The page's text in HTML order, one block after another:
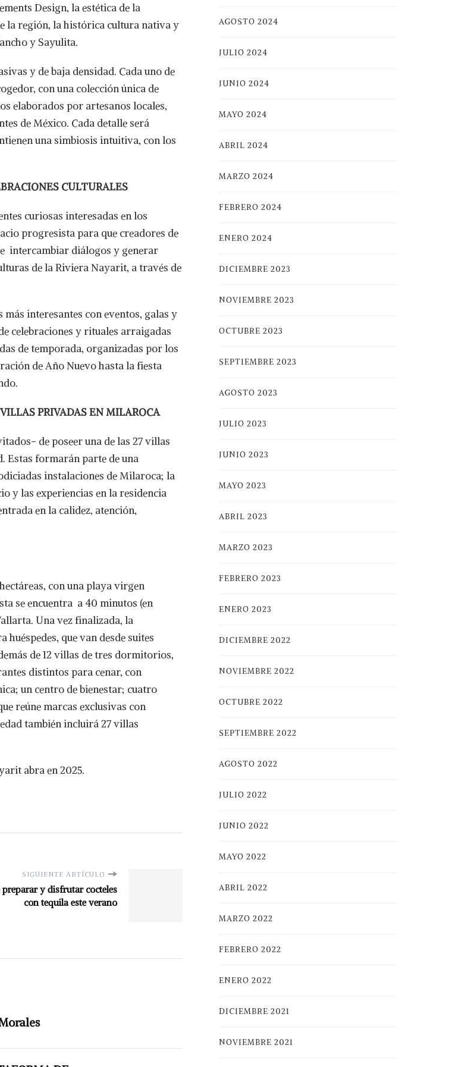
Design, la estética de la
la región, la histórica cultura nativa y
y Sayulita.
y de baja densidad. Cada uno de
con una colección única de
elaborados por artesanos locales,
de México. Cada detalle será
una simbiosis intuitiva, con los
CULTURALES
curiosas interesadas en los
progresista para que creadores de
intercambiar diálogos y generar
de la Riviera Nayarit, a través de
interesantes con eventos, galas y
celebraciones y rituales arraigadas
de temporada, organizadas por los
de Año Nuevo hasta la fiesta
PRIVADAS EN MILAROCA
de poseer una de las 27 villas
Estas formarán parte de una
instalaciones de Milaroca; la
y las experiencias en la residencia
en la calidez, atención,
con una playa virgen
se encuentra a 40 minutos (en
Una vez finalizada, la
que van desde suites
de 12 villas de tres dormitorios,
distintos para cenar, con
un centro de bienestar; cuatro
reúne marcas exclusivas con
también incluirá 27 villas
abra en 2025.
SIGUIENTE ARTÍCULO
preparar y disfrutar cocteles
con tequila este verano
AGOSTO 2024
JULIO 2024
JUNIO 2024
MAYO 2024
ABRIL 2024
MARZO 2024
FEBRERO 2024
ENERO 2024
DICIEMBRE 2023
NOVIEMBRE 2023
OCTUBRE 2023
SEPTIEMBRE 2023
AGOSTO 2023
JULIO 2023
JUNIO 2023
MAYO 2023
ABRIL 2023
MARZO 2023
FEBRERO 2023
ENERO 2023
DICIEMBRE 2022
NOVIEMBRE 2022
OCTUBRE 2022
SEPTIEMBRE 2022
AGOSTO 2022
JULIO 2022
JUNIO 2022
MAYO 2022
ABRIL 2022
MARZO 2022
FEBRERO 2022
ENERO 2022
DICIEMBRE 2021
NOVIEMBRE 2021